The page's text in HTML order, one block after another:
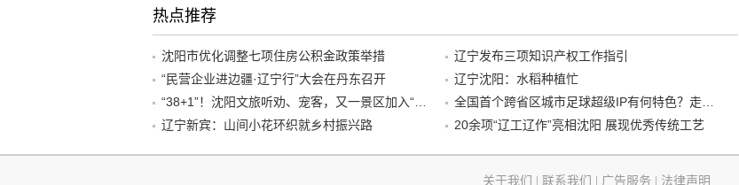
热点推荐
沈阳市优化调整七项住房公积金政策举措
辽宁发布三项知识产权工作指引
“民营企业进边疆·辽宁行”大会在丹东召开
辽宁沈阳：水稻种植忙
辽宁新宾：山间小花环织就乡村振兴路
20余项“辽工辽作”亮相沈阳 展现优秀传统工艺
关于我们 联系我们 广告服务 法律声明